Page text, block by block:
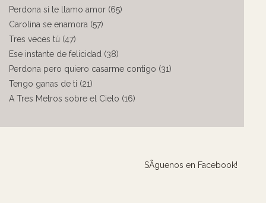
Perdona si te llamo amor (65)
Carolina se enamora (57)
Tres veces tú (47)
Ese instante de felicidad (38)
Perdona pero quiero casarme contigo (31)
Tengo ganas de ti (21)
A Tres Metros sobre el Cielo (16)
SÃ­guenos en Facebook!